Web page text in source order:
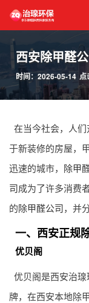
西安除甲醛
时间：2026-05-14 点
在当今社会，人
于新装修的房屋，
迅速的城市， 除甲
司成为了许多消费
的除甲醛公司，并
一、西安正规
优贝阁
优贝阁是西安治
牌，在西安本地除